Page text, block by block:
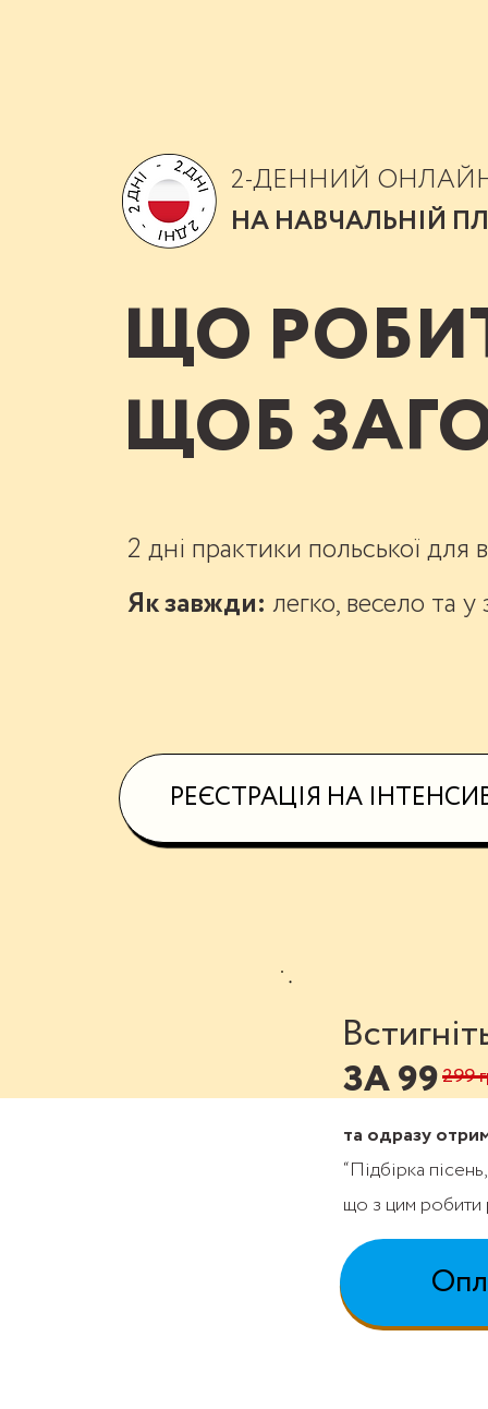
2-ДЕННИЙ
НА НАВЧАЛЬНІЙ
2 дні практики польської для
Як завжди: легко, весело та
РЕЄСТРАЦІЯ НА
ЩО
ЩОБ
ЗА
та одразу
“Підбірка
що з цим робити
299